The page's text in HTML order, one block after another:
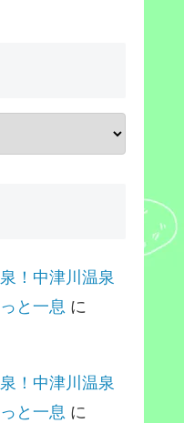
！中津川温泉
と一息 に
！中津川温泉
と一息 に